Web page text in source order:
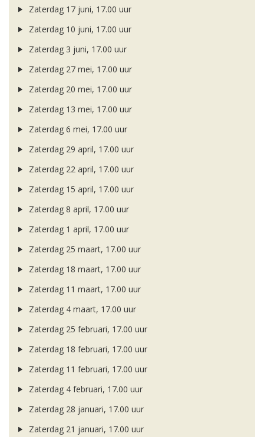
Zaterdag 17 juni, 17.00 uur
Zaterdag 10 juni, 17.00 uur
Zaterdag 3 juni, 17.00 uur
Zaterdag 27 mei, 17.00 uur
Zaterdag 20 mei, 17.00 uur
Zaterdag 13 mei, 17.00 uur
Zaterdag 6 mei, 17.00 uur
Zaterdag 29 april, 17.00 uur
Zaterdag 22 april, 17.00 uur
Zaterdag 15 april, 17.00 uur
Zaterdag 8 april, 17.00 uur
Zaterdag 1 april, 17.00 uur
Zaterdag 25 maart, 17.00 uur
Zaterdag 18 maart, 17.00 uur
Zaterdag 11 maart, 17.00 uur
Zaterdag 4 maart, 17.00 uur
Zaterdag 25 februari, 17.00 uur
Zaterdag 18 februari, 17.00 uur
Zaterdag 11 februari, 17.00 uur
Zaterdag 4 februari, 17.00 uur
Zaterdag 28 januari, 17.00 uur
Zaterdag 21 januari, 17.00 uur